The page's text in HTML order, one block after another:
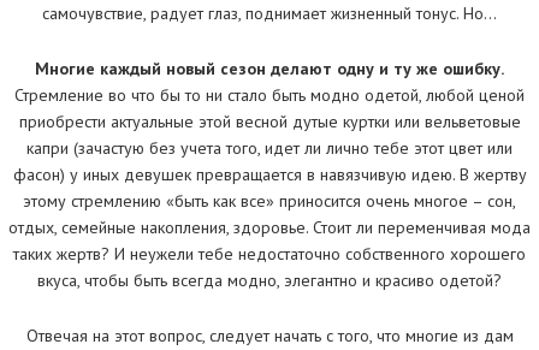
самочувствие, радует глаз, поднимает жизненный тонус. Но…
Многие каждый новый сезон делают одну и ту же ошибку.
Стремление во что бы то ни стало быть модно одетой, любой ценой
приобрести актуальные этой весной дутые куртки или вельветовые
капри (зачастую без учета того, идет ли лично тебе этот цвет или
фасон) у иных девушек превращается в навязчивую идею. В жертву
этому стремлению «быть как все» приносится очень многое – сон,
отдых, семейные накопления, здоровье. Стоит ли переменчивая мода
таких жертв? И неужели тебе недостаточно собственного хорошего
вкуса, чтобы быть всегда модно, элегантно и красиво одетой?
Отвечая на этот вопрос, следует начать с того, что многие из дам